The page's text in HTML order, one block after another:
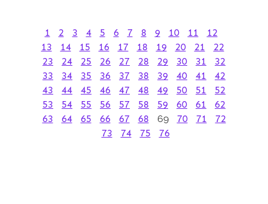
1 2 3 4 5 6 7 8 9 10 11
12
13
14 15 16 17 18 19 20 21
22
23
24 25 26 27 28 29 30 31
32
33
34 35 36 37 38 39 40 41
42
43
44 45 46 47 48 49 50 51
52
53
54 55 56 57 58 59 60 61
62
63
64 65 66 67 68 69 70 71
72
73
74 75 76